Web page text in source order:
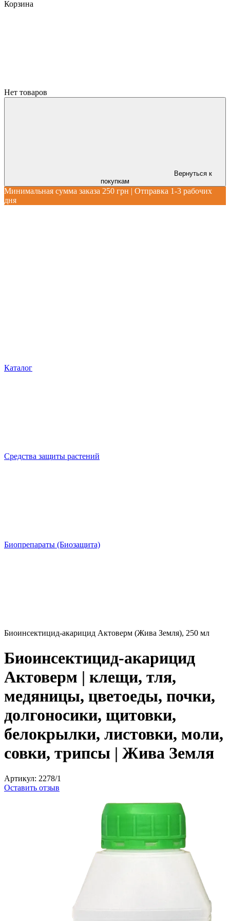
Корзина
Нет товаров
Вернуться к
покупкам
Минимальная сумма заказа 250 грн | Отправка 1-3 рабочих
дня
Каталог
Cредства защиты растений
Биопрепараты (Биозащита)
Биоинсектицид-акарицид Актоверм (Жива Земля), 250 мл
Биоинсектицид-акарицид
Актоверм | клещи, тля,
медяницы, цветоеды, почки,
долгоносики, щитовки,
белокрылки, листовки, моли,
совки, трипсы | Жива Земля
Артикул: 2278/1
Оставить отзыв